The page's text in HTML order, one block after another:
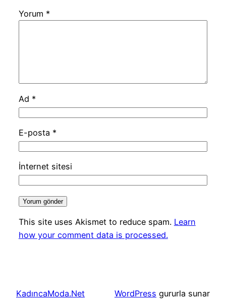
Yorum *
Ad *
E-posta *
İnternet sitesi
This site uses Akismet to reduce spam. Learn
how your comment data is processed.
KadıncaModa.Net WordPress gururla sunar